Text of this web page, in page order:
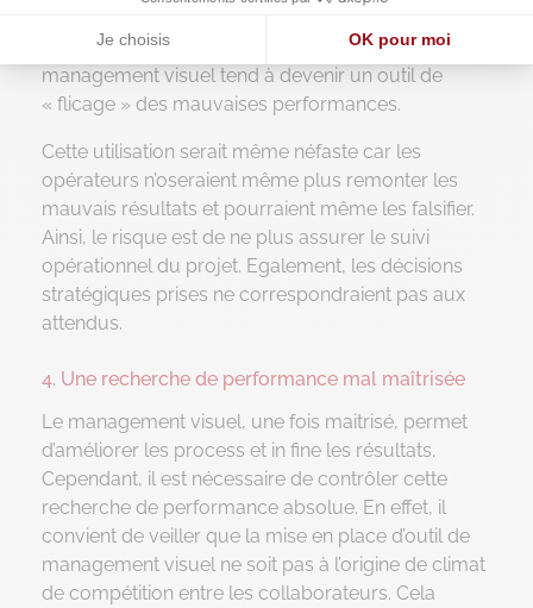
manière de travailler. En aucun cas, le
management visuel tend à devenir un outil de
« flicage » des mauvaises performances.
Cette utilisation serait même néfaste car les
opérateurs n’oseraient même plus remonter les
mauvais résultats et pourraient même les falsifier.
Ainsi, le risque est de ne plus assurer le suivi
opérationnel du projet. Egalement, les décisions
stratégiques prises ne correspondraient pas aux
attendus.
4. Une recherche de performance mal maîtrisée
Le management visuel, une fois maitrisé, permet
d’améliorer les process et in fine les résultats.
Cependant, il est nécessaire de contrôler cette
recherche de performance absolue. En effet, il
convient de veiller que la mise en place d’outil de
management visuel ne soit pas à l’origine de climat
de compétition entre les collaborateurs. Cela
Je choisis OK pour moi
Axeptio consent
Plateforme de Gestion du Consentement : Personnalisez vos